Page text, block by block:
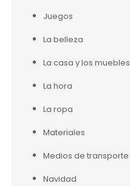
Juegos
La belleza
La casa y los muebles
La hora
La ropa
Materiales
Medios de transporte
Navidad